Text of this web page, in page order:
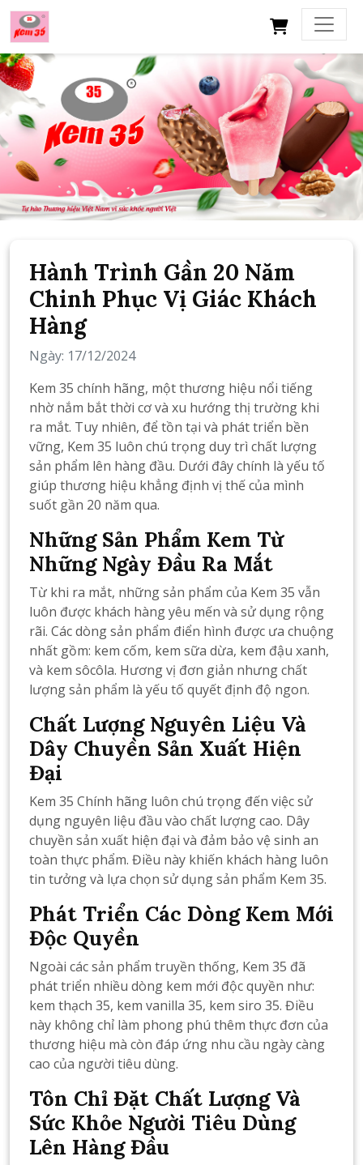
Hành Trình Gần 20 Năm
Chinh Phục Vị Giác Khách
Hàng
Ngày: 17/12/2024
Kem 35 chính hãng, một thương hiệu nổi tiếng
nhờ nắm bắt thời cơ và xu hướng thị trường khi
ra mắt. Tuy nhiên, để tồn tại và phát triển bền
vững, Kem 35 luôn chú trọng duy trì chất lượng
sản phẩm lên hàng đầu. Dưới đây chính là yếu tố
giúp thương hiệu khẳng định vị thế của mình
suốt gần 20 năm qua.
Những Sản Phẩm Kem Từ
Những Ngày Đầu Ra Mắt
Từ khi ra mắt, những sản phẩm của Kem 35 vẫn
luôn được khách hàng yêu mến và sử dụng rộng
rãi. Các dòng sản phẩm điển hình được ưa chuộng
nhất gồm: kem cốm, kem sữa dừa, kem đậu xanh,
và kem sôcôla. Hương vị đơn giản nhưng chất
lượng sản phẩm là yếu tố quyết định độ ngon.
Chất Lượng Nguyên Liệu Và
Dây Chuyền Sản Xuất Hiện
Đại
Kem 35 Chính hãng luôn chú trọng đến việc sử
dụng nguyên liệu đầu vào chất lượng cao. Dây
chuyền sản xuất hiện đại và đảm bảo vệ sinh an
toàn thực phẩm. Điều này khiến khách hàng luôn
tin tưởng và lựa chọn sử dụng sản phẩm Kem 35.
Phát Triển Các Dòng Kem Mới
Độc Quyền
Ngoài các sản phẩm truyền thống, Kem 35 đã
phát triển nhiều dòng kem mới độc quyền như:
kem thạch 35, kem vanilla 35, kem siro 35. Điều
này không chỉ làm phong phú thêm thực đơn của
thương hiệu mà còn đáp ứng nhu cầu ngày càng
cao của người tiêu dùng.
Tôn Chỉ Đặt Chất Lượng Và
Sức Khỏe Người Tiêu Dùng
Lên Hàng Đầu